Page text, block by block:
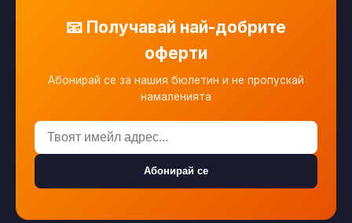
📧 Получавай най-добрите
оферти
Абонирай се за нашия бюлетин и не пропускай
намаленията
Абонирай се